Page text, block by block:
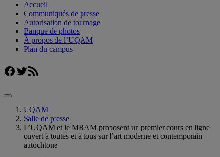
Accueil
Communiqués de presse
Autorisation de tournage
Banque de photos
À propos de l’UQAM
Plan du campus
Facebook
Twitter
Flux RSS
UQAM
Salle de presse
L’UQAM et le MBAM proposent un premier cours en ligne
ouvert à toutes et à tous sur l’art moderne et contemporain
autochtone